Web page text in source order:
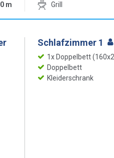
m Grill
Schlafzimmer 1
1x Doppelbett
Doppelbett
Kleiderschrank